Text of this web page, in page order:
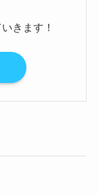
きます！